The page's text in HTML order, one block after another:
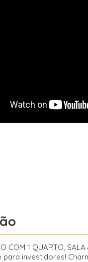
COM 1 QUARTO,
para investidores!